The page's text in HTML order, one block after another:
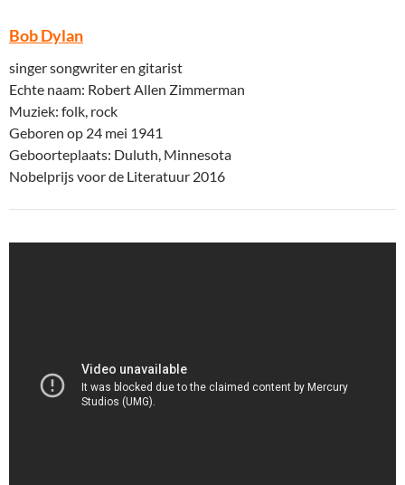
Bob Dylan
singer songwriter en gitarist
Echte naam: Robert Allen Zimmerman
Muziek: folk, rock
Geboren op 24 mei 1941
Geboorteplaats: Duluth, Minnesota
Nobelprijs voor de Literatuur 2016